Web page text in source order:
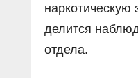
наркотическую
делится
отдела.